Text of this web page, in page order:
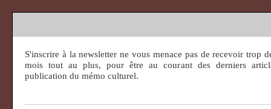
S'inscrire à la newsletter ne vous menace pas de recevoir trop
mois tout au plus, pour être au courant des derniers
publication du mémo culturel.